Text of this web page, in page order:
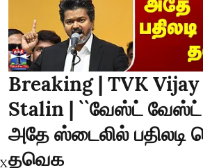
Breaking | TVK
Stalin | ``வேஸ்ட் வேஸ்ட்
அதே ஸ்டைலில் பதிலடி
தவெக
X